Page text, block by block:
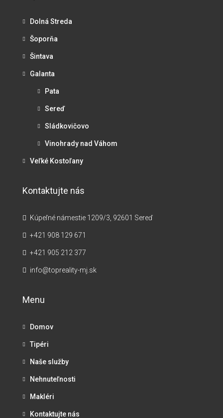
Dolná Streda
Šoporňa
Šintava
Galanta
Pata
Sereď
Sládkovičovo
Vinohrady nad Váhom
Veľké Kostoľany
Kontaktujte nás
Kúpeľné námestie 1209/3, 92601 Sereď
+421 908 129 671
+421 905 212 377
info@topreality-mj.sk
Menu
Domov
Tipéri
Naše služby
Nehnuteľnosti
Makléri
Kontaktujte nás